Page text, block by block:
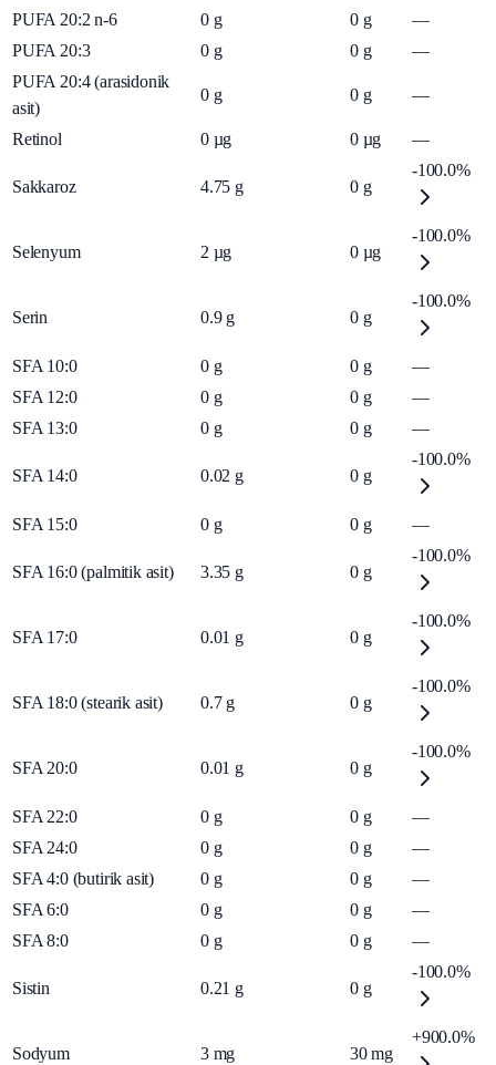
PUFA 20:2 n-6
0 g 0 g
—
PUFA 20:3
0 g 0 g
—
PUFA 20:4 (arasidonik
asit)
0 g 0 g —
Retinol 0 µg 0 µg —
Sakkaroz 4.75 g 0 g
-100.0%
Selenyum 2 µg 0 µg
-100.0%
Serin 0.9 g 0 g
-100.0%
SFA 10:0 0 g 0 g
—
SFA 12:0
0 g 0 g
—
SFA 13:0
0 g 0 g —
SFA 14:0 0.02 g 0 g
-100.0%
SFA 15:0 0 g 0 g —
SFA 16:0 (palmitik asit) 3.35 g 0 g
-100.0%
SFA 17:0 0.01 g 0 g
-100.0%
SFA 18:0 (stearik asit) 0.7 g 0 g
-100.0%
SFA 20:0 0.01 g 0 g
-100.0%
SFA 22:0 0 g 0 g
—
SFA 24:0
0 g 0 g
—
SFA 4:0 (butirik asit)
0 g 0 g
—
SFA 6:0
0 g 0 g
—
SFA 8:0
0 g 0 g —
Sistin 0.21 g 0 g
-100.0%
Sodyum 3 mg 30 mg
+900.0%